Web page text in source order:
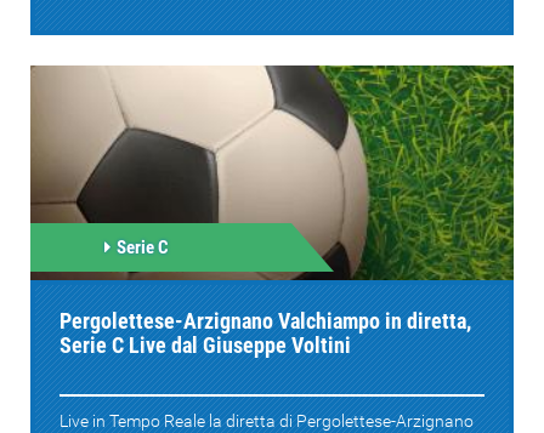
Serie C
Pergolettese-Arzignano Valchiampo in diretta,
Serie C Live dal Giuseppe Voltini
Live in Tempo Reale la diretta di Pergolettese-Arzignano